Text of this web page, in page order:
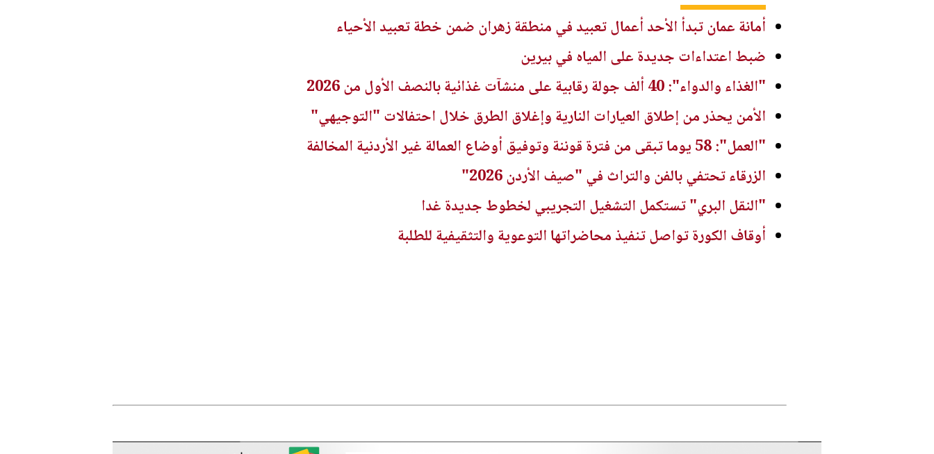
أمانة عمان تبدأ الأحد أعمال تعبيد في منطقة زهران ضمن خطة تعبيد الأحياء
ضبط اعتداءات جديدة على المياه في بيرين
"الغذاء والدواء": 40 ألف جولة رقابية على منشآت غذائية بالنصف الأول من 2026
الأمن يحذر من إطلاق العيارات النارية وإغلاق الطرق خلال احتفالات "التوجيهي"
"العمل": 58 يوما تبقى من فترة قوننة وتوفيق أوضاع العمالة غير الأردنية المخالفة
الزرقاء تحتفي بالفن والتراث في "صيف الأردن 2026"
"النقل البري" تستكمل التشغيل التجريبي لخطوط جديدة غدا
أوقاف الكورة تواصل تنفيذ محاضراتها التوعوية والتثقيفية للطلبة